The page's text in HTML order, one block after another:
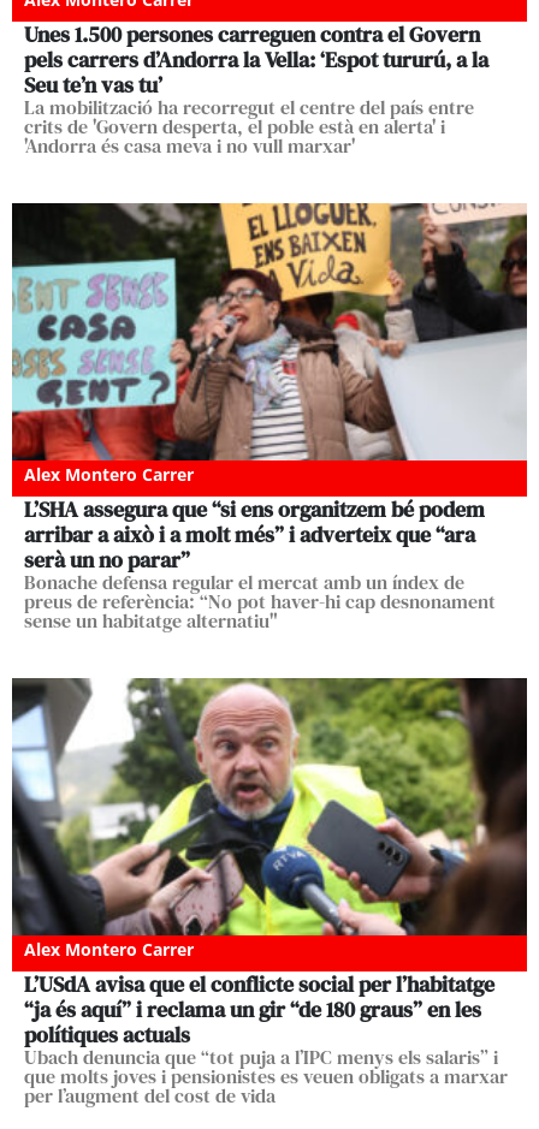
Unes 1.500 persones carreguen contra el Govern
pels carrers d’Andorra la Vella: ‘Espot tururú, a la
Seu te’n vas tu’
La mobilització ha recorregut el centre del país entre
crits de 'Govern desperta, el poble està en alerta' i
'Andorra és casa meva i no vull marxar'
Alex Montero Carrer
L’SHA assegura que “si ens organitzem bé podem
arribar a això i a molt més” i adverteix que “ara
serà un no parar”
Bonache defensa regular el mercat amb un índex de
preus de referència: “No pot haver-hi cap desnonament
sense un habitatge alternatiu"
Alex Montero Carrer
L’USdA avisa que el conflicte social per l’habitatge
“ja és aquí” i reclama un gir “de 180 graus” en les
polítiques actuals
Ubach denuncia que “tot puja a l’IPC menys els salaris” i
que molts joves i pensionistes es veuen obligats a marxar
per l’augment del cost de vida